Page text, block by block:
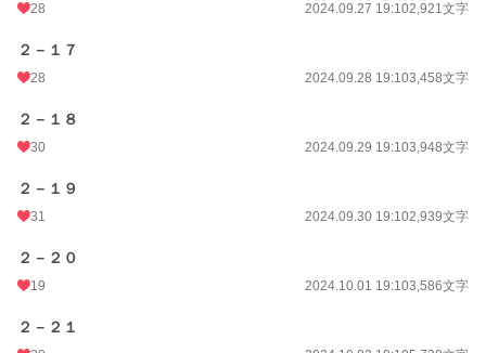
28 2024.09.27 19:102,921文字
２－１７
28 2024.09.28 19:103,458文字
２－１８
30 2024.09.29 19:103,948文字
２－１９
31 2024.09.30 19:102,939文字
２－２０
19 2024.10.01 19:103,586文字
２－２１